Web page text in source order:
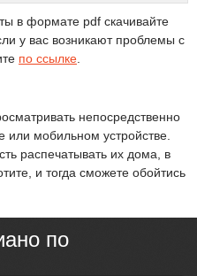
в формате pdf скачивайте
у вас возникают проблемы с
по ссылке
непосредственно
мобильном устройстве.
распечатывать их дома, в
и тогда сможете обойтись
по